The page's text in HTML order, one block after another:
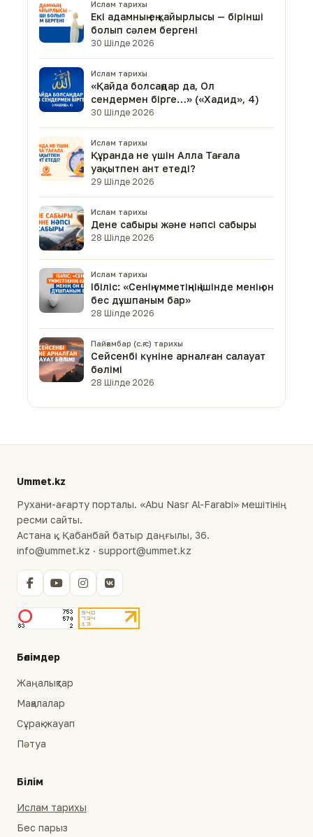
Ислам тарихы
Екі адамның ең қайырлысы — бірінші
болып сәлем бергені
30 Шілде 2026
Ислам тарихы
«Қайда болсаңдар да, Ол
сендермен бірге…» («Хадид», 4)
30 Шілде 2026
Ислам тарихы
Құранда не үшін Алла Тағала
уақытпен ант етеді?
29 Шілде 2026
Ислам тарихы
Дене сабыры және нәпсі сабыры
28 Шілде 2026
Ислам тарихы
Ібіліс: «Сенің үмметіңнің ішінде менің он
бес дұшпаным бар»
28 Шілде 2026
Пайғамбар (с.ғ.с) тарихы
Сейсенбі күніне арналған салауат
бөлімі
28 Шілде 2026
Ummet.kz
Рухани-ағарту порталы. «Abu Nasr Al-Farabi» мешітінің
ресми сайты.
Астана қ., Қабанбай батыр даңғылы, 36.
info@ummet.kz · support@ummet.kz
Бөлімдер
Жаңалықтар
Мақалалар
Сұрақ-жауап
Пәтуа
Білім
Ислам тарихы
Бес парыз